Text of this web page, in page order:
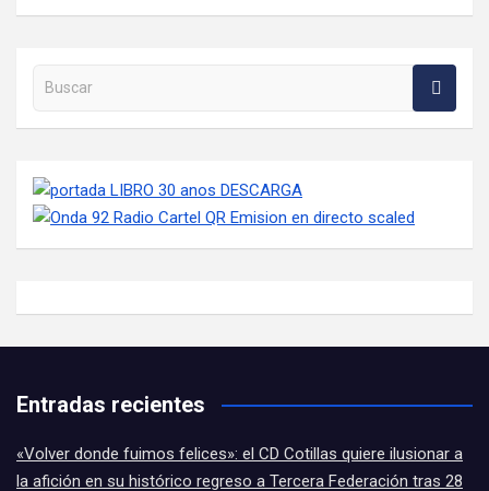
Buscar en la web
Entradas recientes
«Volver donde fuimos felices»: el CD Cotillas quiere ilusionar a
la afición en su histórico regreso a Tercera Federación tras 28